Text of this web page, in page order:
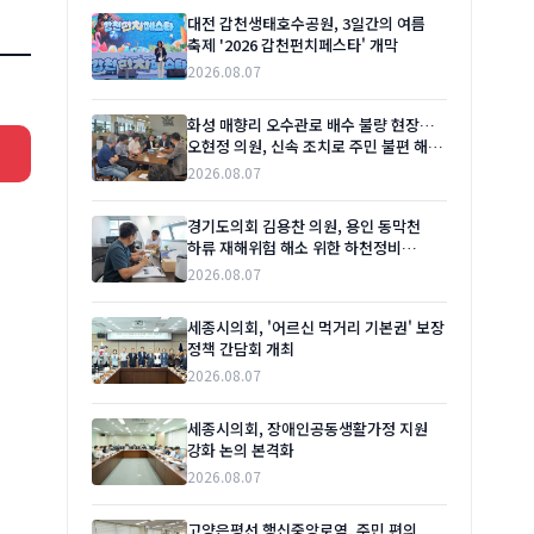
대전 갑천생태호수공원, 3일간의 여름
축제 '2026 갑천펀치페스타' 개막
2026.08.07
화성 매향리 오수관로 배수 불량 현장…
오현정 의원, 신속 조치로 주민 불편 해소
촉구
2026.08.07
경기도의회 김용찬 의원, 용인 동막천
하류 재해위험 해소 위한 하천정비
본격화 촉구
2026.08.07
세종시의회, '어르신 먹거리 기본권' 보장
정책 간담회 개최
2026.08.07
세종시의회, 장애인공동생활가정 지원
강화 논의 본격화
2026.08.07